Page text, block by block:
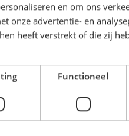
en om ons
onze advertentie- en
heeft verstrekt of die zij
Functioneel